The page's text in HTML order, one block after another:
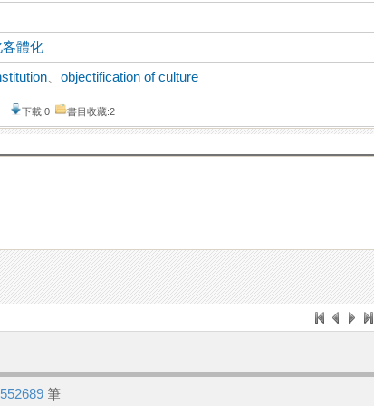
客體化
、objectification of culture
下載:0 書目收藏:2
筆